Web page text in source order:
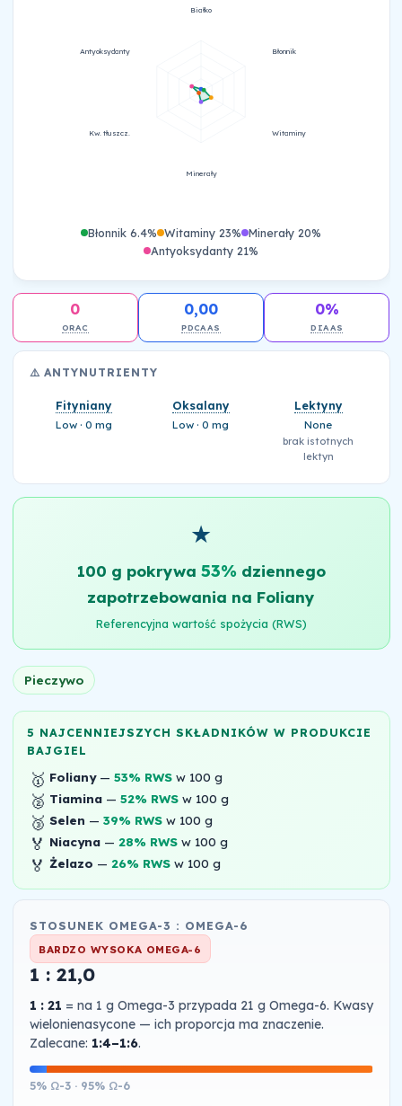
Białko
Błonnik
Witaminy
Minerały
Kw. tłuszcz.
Antyoksydanty
Błonnik 6.4% Witaminy 23% Minerały 20%
Antyoksydanty 21%
0
ORAC
0,00
PDCAAS
0%
DIAAS
⚠️ ANTYNUTRIENTY
Fityniany
Low · 0 mg
Oksalany
Low · 0 mg
Lektyny
None
brak istotnych
lektyn
★
100 g pokrywa 53%dziennego
zapotrzebowania na Foliany
Referencyjna wartość spożycia (RWS)
Pieczywo
5 NAJCENNIEJSZYCH SKŁADNIKÓW W PRODUKCIE
BAJGIEL
🥇 Foliany— 53% RWSw 100 g
🥈 Tiamina— 52% RWSw 100 g
🥉 Selen — 39% RWSw 100 g
🏅 Niacyna— 28% RWSw 100 g
🏅 Żelazo — 26% RWSw 100 g
STOSUNEK OMEGA-3 : OMEGA-6
BARDZO WYSOKA OMEGA-6
1 : 21,0
1 : 21 = na 1 g Omega-3 przypada 21 g Omega-6. Kwasy
wielonienasycone — ich proporcja ma znaczenie.
Zalecane: 1:4–1:6.
5% Ω-3 · 95% Ω-6